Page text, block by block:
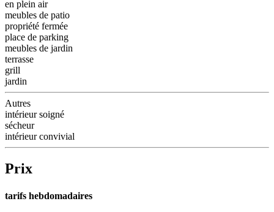
en plein air
meubles de patio
propriété fermée
place de parking
meubles de jardin
terrasse
grill
jardin
Autres
intérieur soigné
sécheur
intérieur convivial
Prix
tarifs hebdomadaires